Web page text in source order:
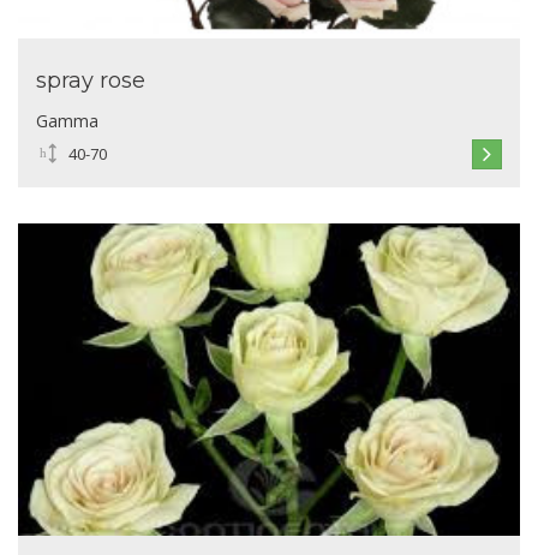
spray rose
Gamma
40-70